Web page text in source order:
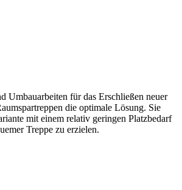
Umbauarbeiten für das Erschließen neuer
die optimale Lösung. Sie
mit einem relativ geringen Platzbedarf
Treppe zu erzielen.